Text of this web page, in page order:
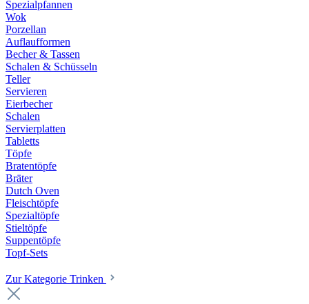
Spezialpfannen
Wok
Porzellan
Auflaufformen
Becher & Tassen
Schalen & Schüsseln
Teller
Servieren
Eierbecher
Schalen
Servierplatten
Tabletts
Töpfe
Bratentöpfe
Bräter
Dutch Oven
Fleischtöpfe
Spezialtöpfe
Stieltöpfe
Suppentöpfe
Topf-Sets
Zur Kategorie Trinken